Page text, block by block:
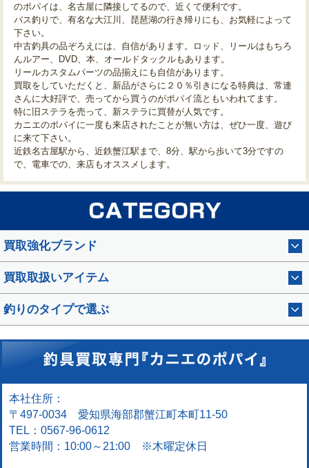
のポパイは、名古屋に隣接してるので、近くて便利です。
バス釣りで、有名な大江川、琵琶湖の行き帰りにも、お気軽によって
下さい。
中古釣具の品ぞろえには、自信があります。ロッド、リールはもちろ
んルアー、DVD、本、オールドタックルもあります。
リールカスタムパーツの品揃えにも自信があります。
買取をしていただくと、新品がさらに２０％引きになる特典は、常連
さんに大好評で、売ってから買うのがポパイ流ともいわれてます。
特に旧ステラを売って、新ステラに買替が人気です。
カニエのポパイに一度も来店されたことが無い方は、ぜひ一度、遊び
に来て下さい。
近鉄名古屋駅から、近鉄蟹江駅まで、8分、駅から歩いて3分ですの
で、電車での、来店もオススメします。
買取強化ブランド
買取取扱いアイテム
釣りのタイプで選ぶ
本社住所：
〒497-0034 愛知県海部郡蟹江町本町11-50
TEL：0567-96-0612
営業時間：10:00～21:00 ※木曜定休日